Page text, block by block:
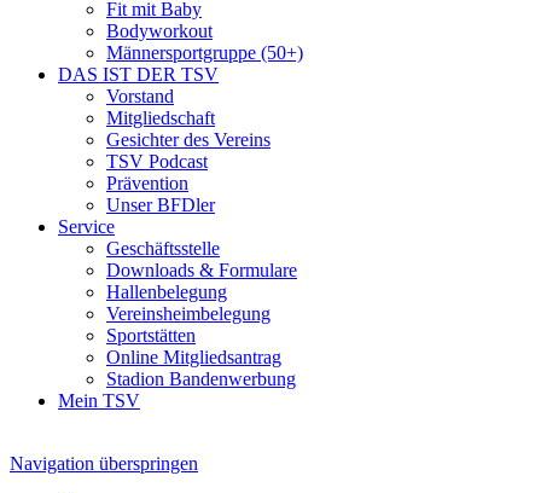
Fit mit Baby
Bodyworkout
Männersportgruppe (50+)
DAS IST DER TSV
Vorstand
Mitgliedschaft
Gesichter des Vereins
TSV Podcast
Prävention
Unser BFDler
Service
Geschäftsstelle
Downloads & Formulare
Hallenbelegung
Vereinsheimbelegung
Sportstätten
Online Mitgliedsantrag
Stadion Bandenwerbung
Mein TSV
Navigation überspringen